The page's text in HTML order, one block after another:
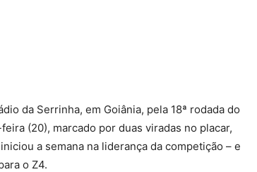
da Serrinha, em Goiânia, pela 18ª rodada do
(20), marcado por duas viradas no placar,
a semana na liderança da competição – e
o Z4.